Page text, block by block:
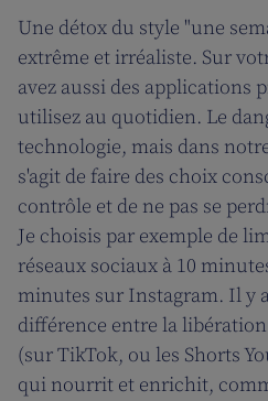
Une détox du style "une
extrême et irréaliste. Sur
avez aussi des applications
utilisez au quotidien. Le
technologie, mais dans
s'agit de faire des choix
contrôle et de ne pas se
Je choisis par exemple de
réseaux sociaux à 10
minutes sur Instagram. Il y
différence entre la
(sur TikTok, ou les Shorts
qui nourrit et enrichit,